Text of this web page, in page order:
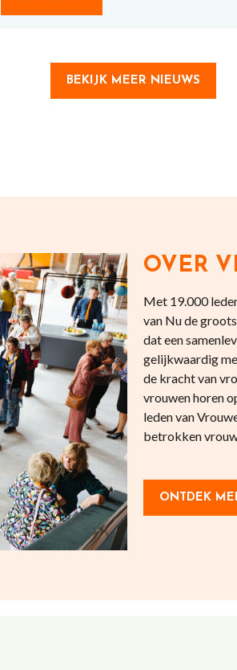
BEKIJK MEER NIEUWS
OVER
Met 19.000
van Nu de
dat een
gelijkwaardig
de kracht van
vrouwen horen
leden van
betrokken
ONTDEK